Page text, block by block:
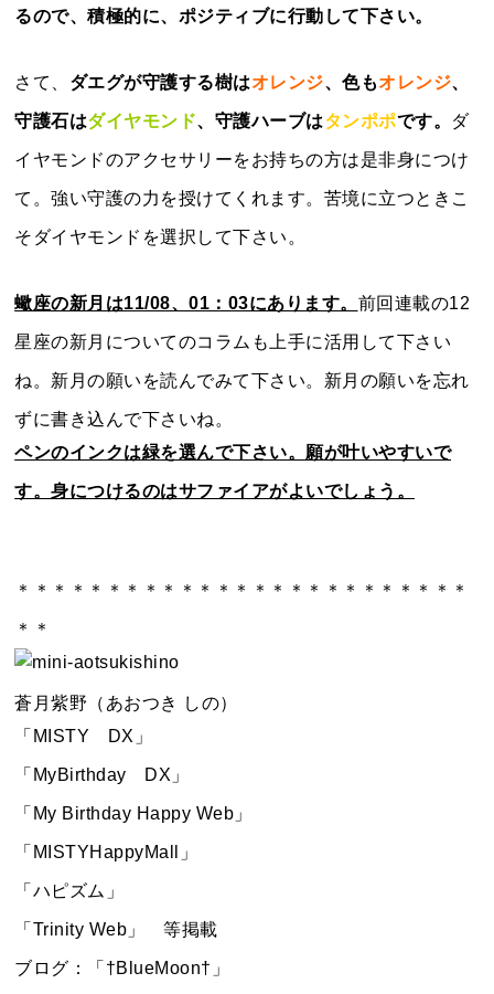
るので、積極的に、ポジティブに行動して下さい。
さて、 ダエグが守護する樹はオレンジ、色もオレンジ、
守護石はダイヤモンド、守護ハーブはタンポポです。 ダ
イヤモンドのアクセサリーをお持ちの方は是非身につけ
て。強い守護の力を授けてくれます。苦境に立つときこ
そダイヤモンドを選択して下さい。
蠍座の新月は11/08、01：03にあります。 前回連載の12
星座の新月についてのコラムも上手に活用して下さい
ね。新月の願いを読んでみて下さい。新月の願いを忘れ
ずに書き込んで下さいね。
ペンのインクは緑を選んで下さい。願が叶いやすいで
す。身につけるのはサファイアがよいでしょう。
＊＊＊＊＊＊＊＊＊＊＊＊＊＊＊＊＊＊＊＊＊＊＊＊＊
＊＊
蒼月紫野（あおつき しの）
「MISTY DX」
「MyBirthday DX」
「My Birthday Happy Web」
「MISTYHappyMall」
「ハピズム」
「Trinity Web」 等掲載
ブログ：「†BlueMoon†」